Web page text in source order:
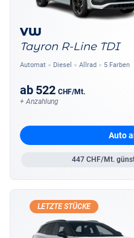
VW
Tayron R-Line TDI
Automat Diesel Allrad 5 Farben
ab 522 CHF/Mt.
+ Anzahlung
Auto
447 CHF/Mt.
LETZTE STÜCKE